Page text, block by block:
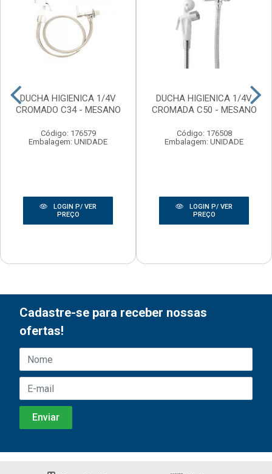
DUCHA HIGIENICA 1/4V
CROMADO C34 - MESANO
Código: 176579
Embalagem: UNIDADE
LOGIN P/ VER
PREÇO
DUCHA HIGIENICA 1/4V
CROMADA C50 - MESANO
Código: 176508
Embalagem: UNIDADE
LOGIN P/ VER
PREÇO
Cadastre-se para receber nossas
ofertas!